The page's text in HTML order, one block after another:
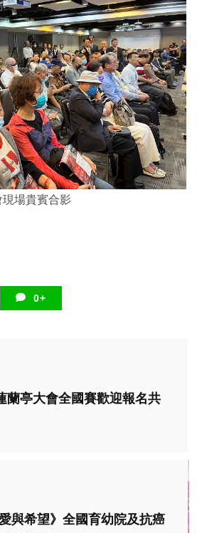
場貴賓合影
0+
蘭亭大會全國賽歡迎報名共
與希望》全國育幼院及抗癌